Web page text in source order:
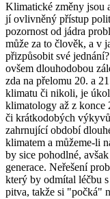
Klimatické změny jsou
jí ovlivněný přístup
pozornost od jádra
může za to člověk, a v
přizpůsobit své
ovšem dlouhodobou
zda na přelomu 20. a
klimatu či nikoli, je
klimatology až z konce
či krátkodobých
zahrnující období
klimatem a můžeme-li
by sice pohodlné,
generace. Neřešení
který by odmítal léčbu
pitva, takže si "počká"